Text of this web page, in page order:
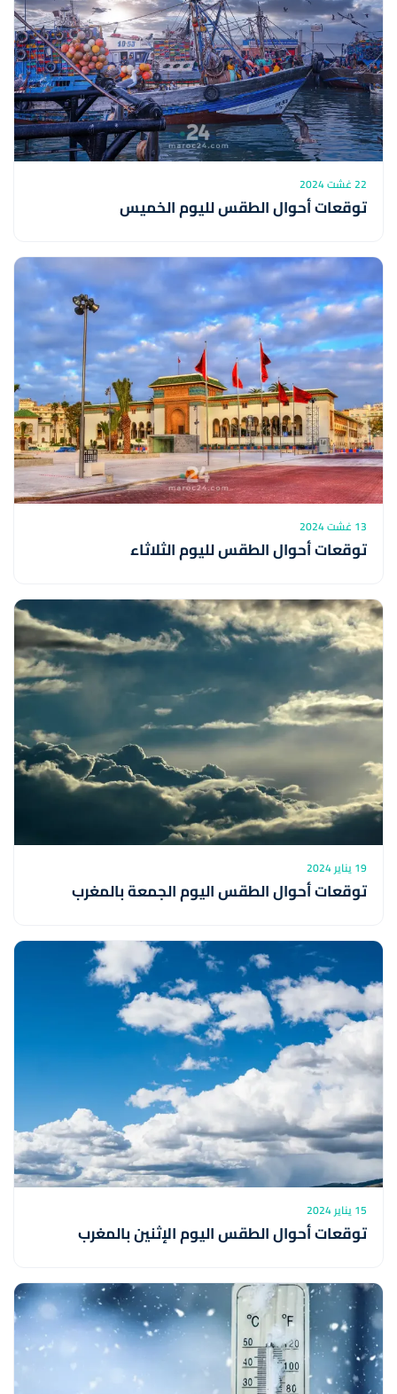
22 غشت 2024
توقعات أحوال الطقس لليوم الخميس
13 غشت 2024
توقعات أحوال الطقس لليوم الثلاثاء
19 يناير 2024
توقعات أحوال الطقس اليوم الجمعة بالمغرب
15 يناير 2024
توقعات أحوال الطقس اليوم الإثنين بالمغرب